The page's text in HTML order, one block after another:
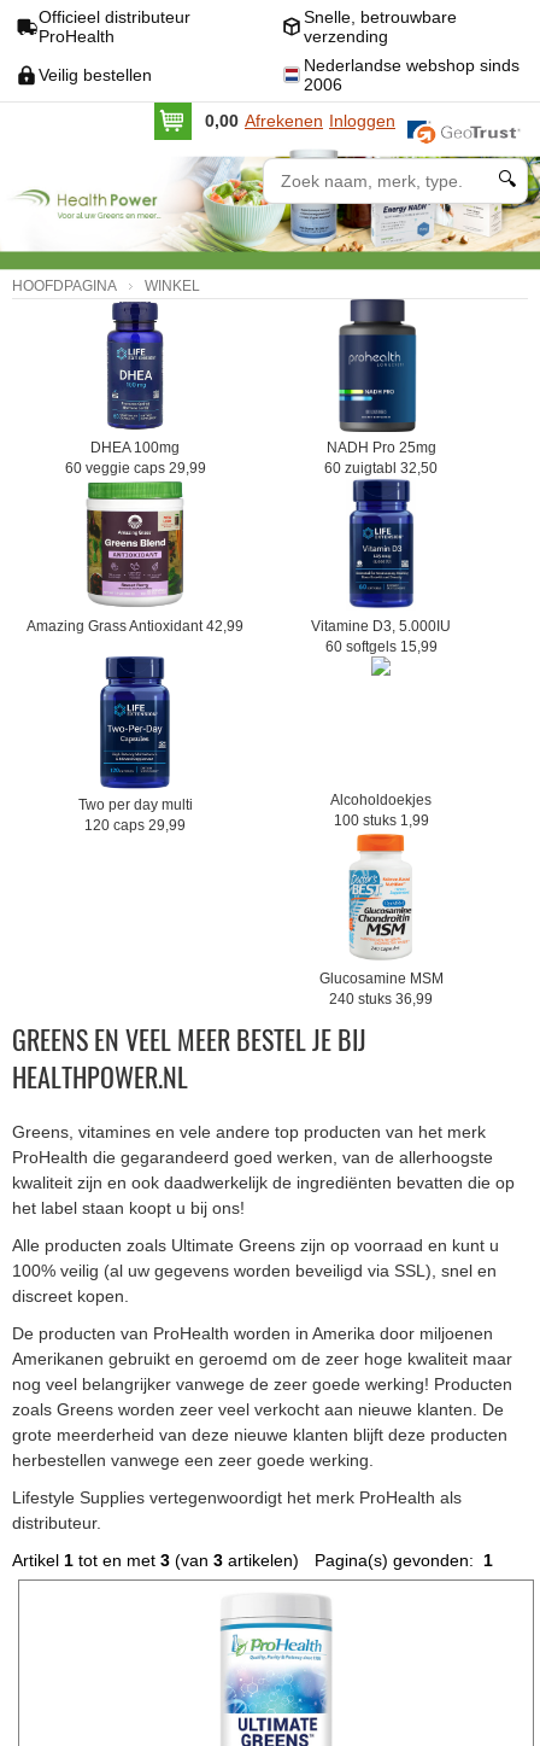
Officieel distributeur
ProHealth
Snelle, betrouwbare
verzending
Veilig bestellen
Nederlandse webshop sinds
2006
0,00 Afrekenen Inloggen
🔍
HOOFDPAGINA WINKEL
DHEA 100mg
60 veggie caps 29,99
NADH Pro 25mg
60 zuigtabl 32,50
Amazing Grass Antioxidant 42,99
Vitamine D3, 5.000IU
60 softgels 15,99
Two per day multi
120 caps 29,99
Alcoholdoekjes
100 stuks 1,99
Glucosamine MSM
240 stuks 36,99
GREENS EN VEEL MEER BESTEL JE BIJ
HEALTHPOWER.NL
Greens, vitamines en vele andere top producten van het merk
ProHealth die gegarandeerd goed werken, van de allerhoogste
kwaliteit zijn en ook daadwerkelijk de ingrediënten bevatten die op
het label staan koopt u bij ons!
Alle producten zoals Ultimate Greens zijn op voorraad en kunt u
100% veilig (al uw gegevens worden beveiligd via SSL), snel en
discreet kopen.
De producten van ProHealth worden in Amerika door miljoenen
Amerikanen gebruikt en geroemd om de zeer hoge kwaliteit maar
nog veel belangrijker vanwege de zeer goede werking! Producten
zoals Greens worden zeer veel verkocht aan nieuwe klanten. De
grote meerderheid van deze nieuwe klanten blijft deze producten
herbestellen vanwege een zeer goede werking.
Lifestyle Supplies vertegenwoordigt het merk ProHealth als
distributeur.
Pagina(s) gevonden: 1
Artikel 1 tot en met 3 (van 3 artikelen)